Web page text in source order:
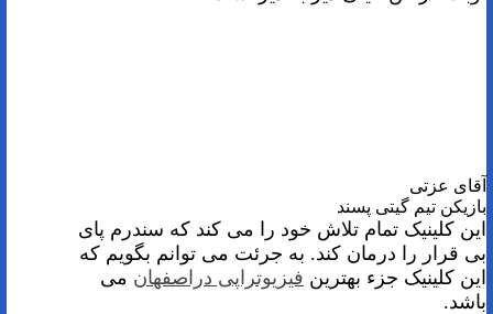
آقای عزتی
بازیکن تیم گیتی پسند
این کلینیک تمام تلاش خود را می کند که سندرم پای
بی قرار را درمان کند. به جرئت می توانم بگویم که
این کلینیک جزء بهترین فیزیوتراپی دراصفهان می
باشد.